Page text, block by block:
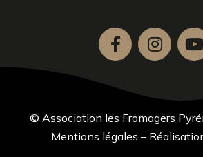
© Association les Fromagers
Mentions légales –